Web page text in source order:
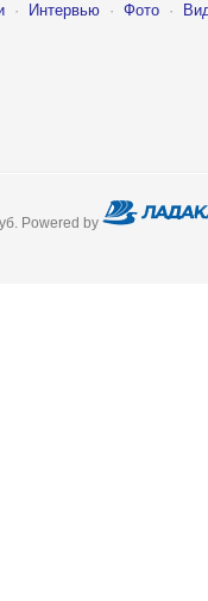
· Интервью · Фото ·
Powered by